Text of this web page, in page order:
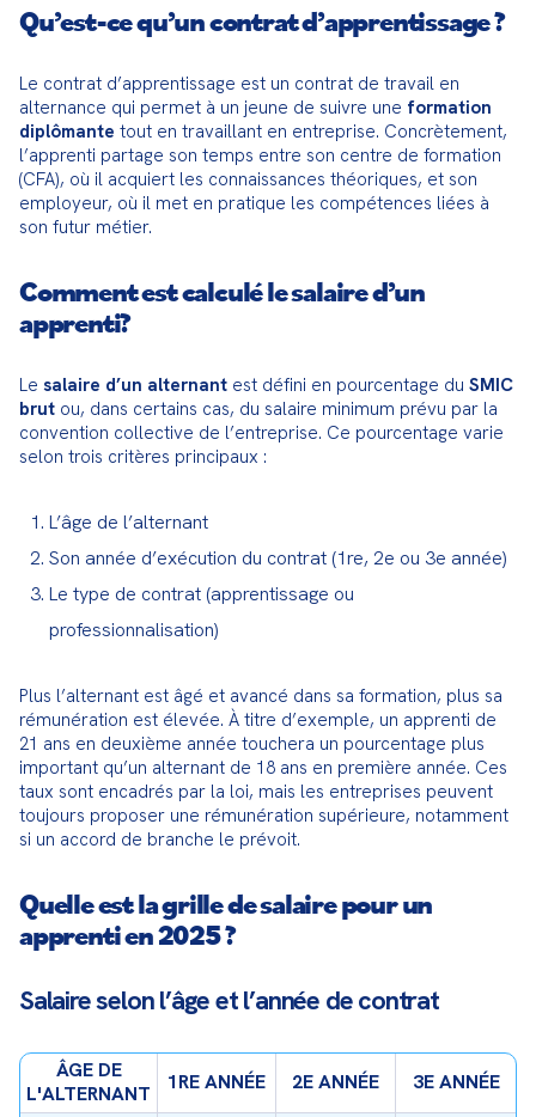
Qu’est-ce qu’un contrat d’apprentissage ?
Le contrat d’apprentissage est un contrat de travail en
alternance qui permet à un jeune de suivre une formation
diplômante tout en travaillant en entreprise. Concrètement,
l’apprenti partage son temps entre son centre de formation
(CFA), où il acquiert les connaissances théoriques, et son
employeur, où il met en pratique les compétences liées à
son futur métier.
Comment est calculé le salaire d’un
apprenti?
Le salaire d’un alternant est défini en pourcentage du SMIC
brut ou, dans certains cas, du salaire minimum prévu par la
convention collective de l’entreprise. Ce pourcentage varie
selon trois critères principaux :
L’âge de l’alternant
Son année d’exécution du contrat (1re, 2e ou 3e année)
Le type de contrat (apprentissage ou
professionnalisation)
Plus l’alternant est âgé et avancé dans sa formation, plus sa
rémunération est élevée. À titre d’exemple, un apprenti de
21 ans en deuxième année touchera un pourcentage plus
important qu’un alternant de 18 ans en première année. Ces
taux sont encadrés par la loi, mais les entreprises peuvent
toujours proposer une rémunération supérieure, notamment
si un accord de branche le prévoit.
Quelle est la grille de salaire pour un
apprenti en 2025 ?
Salaire selon l’âge et l’année de contrat
ÂGE DE
L'ALTERNANT
1RE ANNÉE 2E ANNÉE
3E ANNÉE